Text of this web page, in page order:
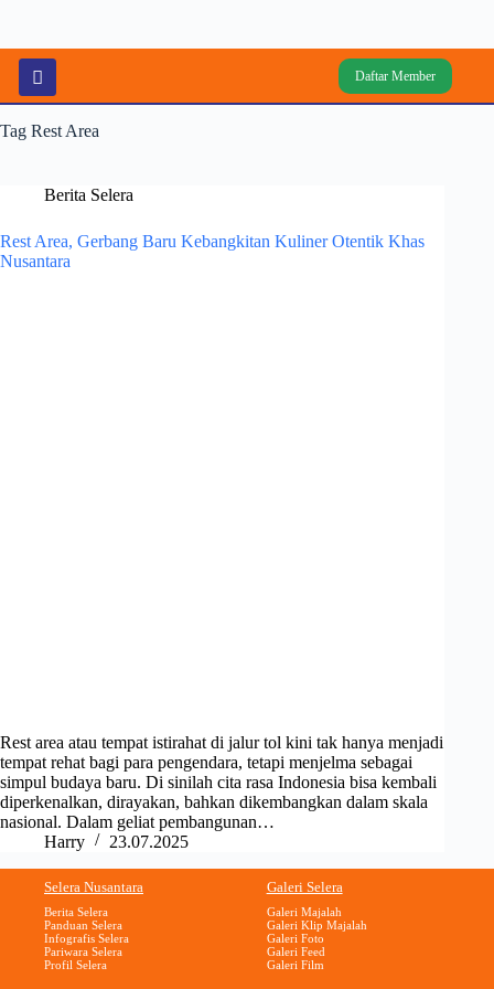
Daftar Member
Tag Rest Area
Berita Selera
Rest Area, Gerbang Baru Kebangkitan Kuliner Otentik Khas
Nusantara
Rest area atau tempat istirahat di jalur tol kini tak hanya menjadi
tempat rehat bagi para pengendara, tetapi menjelma sebagai
simpul budaya baru. Di sinilah cita rasa Indonesia bisa kembali
diperkenalkan, dirayakan, bahkan dikembangkan dalam skala
nasional. Dalam geliat pembangunan…
Harry
23.07.2025
Selera Nusantara
Berita Selera
Panduan Selera
Infografis Selera
Pariwara Selera
Profil Selera
Galeri Selera
Galeri Majalah
Galeri Klip Majalah
Galeri Foto
Galeri Feed
Galeri Film